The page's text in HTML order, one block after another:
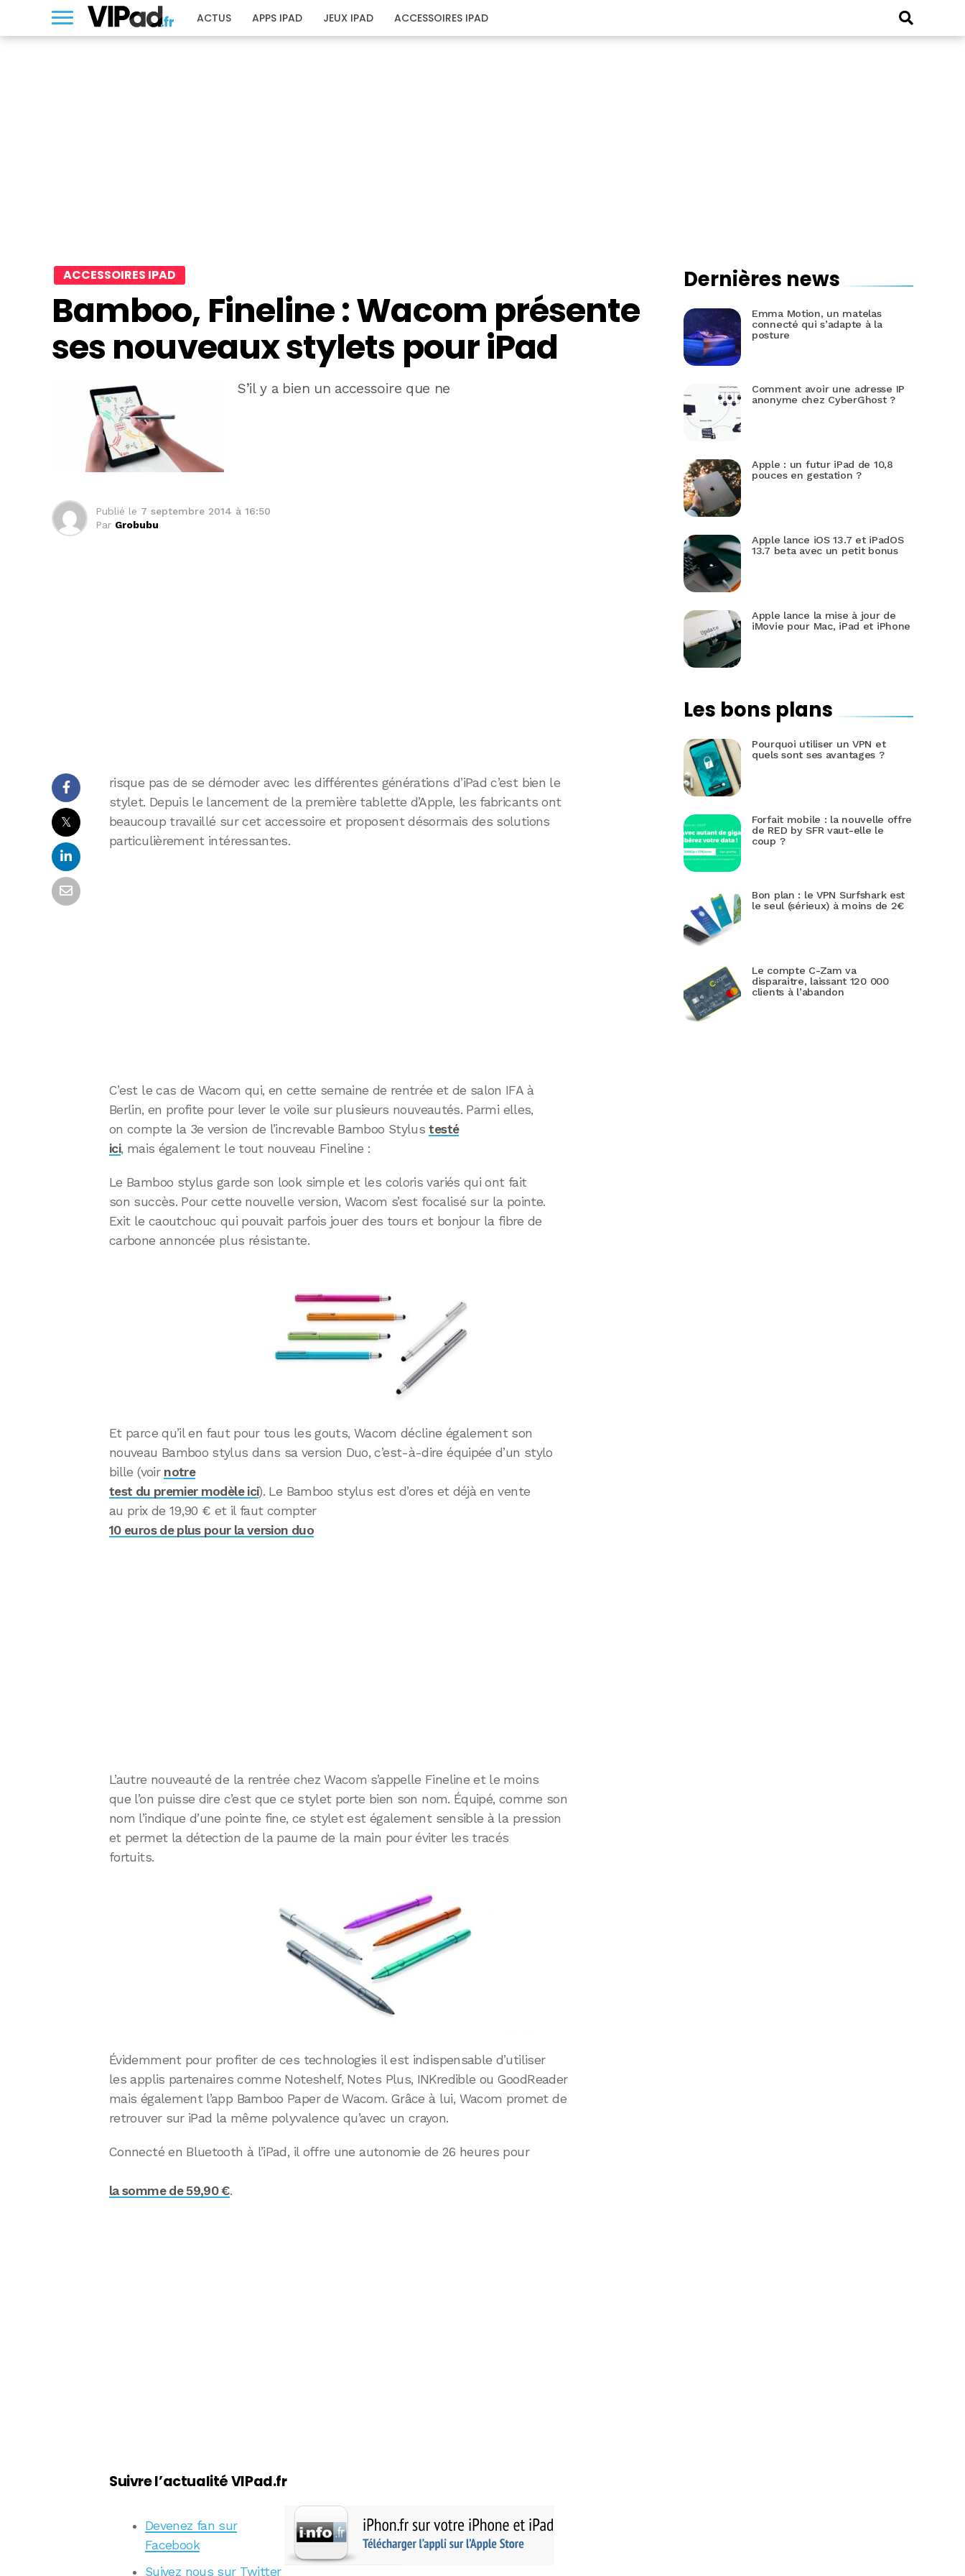
ACTUS APPS IPAD JEUX IPAD ACCESSOIRES IPAD
ACCESSOIRES IPAD
Bamboo, Fineline : Wacom présente
ses nouveaux stylets pour iPad
S’il y a bien un accessoire que ne
Publié le 7 septembre 2014 à 16:50
Par Grobubu
𝕏
risque pas de se démoder avec les différentes générations d’iPad c’est bien le
stylet. Depuis le lancement de la première tablette d’Apple, les fabricants ont
beaucoup travaillé sur cet accessoire et proposent désormais des solutions
particulièrement intéressantes.
C’est le cas de Wacom qui, en cette semaine de rentrée et de salon IFA à
Berlin, en profite pour lever le voile sur plusieurs nouveautés. Parmi elles,
on compte la 3e version de l’increvable Bamboo Stylustesté
ici, mais également le tout nouveau Fineline :
Le Bamboo stylus garde son look simple et les coloris variés qui ont fait
son succès. Pour cette nouvelle version, Wacom s’est focalisé sur la pointe.
Exit le caoutchouc qui pouvait parfois jouer des tours et bonjour la fibre de
carbone annoncée plus résistante.
Et parce qu’il en faut pour tous les gouts, Wacom décline également son
nouveau Bamboo stylus dans sa version Duo, c’est-à-dire équipée d’un stylo
bille (voir notre
test du premier modèle ici). Le Bamboo stylus est d’ores et déjà en vente
au prix de 19,90 € et il faut compter
10 euros de plus pour la version duo
L’autre nouveauté de la rentrée chez Wacom s’appelle Fineline et le moins
que l’on puisse dire c’est que ce stylet porte bien son nom. Équipé, comme son
nom l’indique d’une pointe fine, ce stylet est également sensible à la pression
et permet la détection de la paume de la main pour éviter les tracés
fortuits.
Évidemment pour profiter de ces technologies il est indispensable d’utiliser
les applis partenaires comme Noteshelf, Notes Plus, INKredible ou GoodReader
mais également l’app Bamboo Paper de Wacom. Grâce à lui, Wacom promet de
retrouver sur iPad la même polyvalence qu’avec un crayon.
Connecté en Bluetooth à l’iPad, il offre une autonomie de 26 heures pour
la somme de 59,90 €.
Suivre l’actualité VIPad.fr
Devenez fan sur
Facebook
Suivez nous sur Twitter
Dernières news
Emma Motion, un matelas
connecté qui s’adapte à la
posture
Comment avoir une adresse IP
anonyme chez CyberGhost ?
Apple : un futur iPad de 10,8
pouces en gestation ?
Apple lance iOS 13.7 et iPadOS
13.7 beta avec un petit bonus
Apple lance la mise à jour de
iMovie pour Mac, iPad et iPhone
Les bons plans
Pourquoi utiliser un VPN et
quels sont ses avantages ?
Forfait mobile : la nouvelle offre
de RED by SFR vaut-elle le
coup ?
Bon plan : le VPN Surfshark est
le seul (sérieux) à moins de 2€
Le compte C-Zam va
disparaitre, laissant 120 000
clients à l’abandon